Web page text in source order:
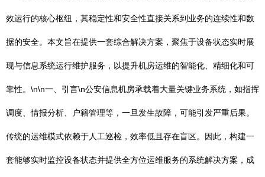
效运行的核心枢纽，其稳定性和安全性直接关系到业务的连续性和数
据的安全。本文旨在提供一套综合解决方案，聚焦于设备状态实时展
现与信息系统运行维护服务，以提升机房运维的智能化、精细化和可
靠性。\n\n一、引言\n公安信息机房承载着大量关键业务系统，如指挥
调度、情报分析、户籍管理等，一旦发生故障，可能引发严重后果。
传统的运维模式依赖于人工巡检，效率低且存在盲区。因此，构建一
套能够实时监控设备状态并提供全方位运维服务的系统解决方案，成